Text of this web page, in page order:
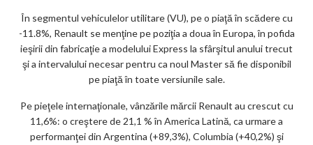
În segmentul vehiculelor utilitare (VU), pe o piaţă în scădere cu
-11.8%, Renault se menţine pe poziţia a doua în Europa, în pofida
ieşirii din fabricaţie a modelului Express la sfârşitul anului trecut
şi a intervalului necesar pentru ca noul Master să fie disponibil
pe piaţă în toate versiunile sale.
Pe pieţele internaţionale, vânzările mărcii Renault au crescut cu
11,6%: o creştere de 21,1 % în America Latină, ca urmare a
performanţei din Argentina (+89,3%), Columbia (+40,2%) şi